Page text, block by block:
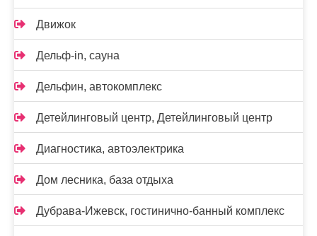
Движок
Дельф-in, сауна
Дельфин, автокомплекс
Детейлинговый центр, Детейлинговый центр
Диагностика, автоэлектрика
Дом лесника, база отдыха
Дубрава-Ижевск, гостинично-банный комплекс